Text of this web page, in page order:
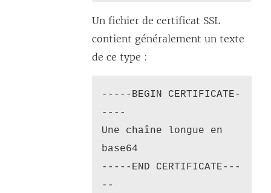
u
n
e
Un fichier de certificat SSL
contient généralement un texte
de ce type :
-----BEGIN CERTIFICATE-
----
Une chaîne longue en
base64
-----END CERTIFICATE---
--